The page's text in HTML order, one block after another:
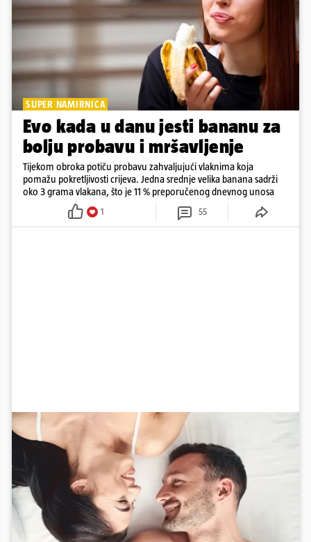
SUPER NAMIRNICA
Evo kada u danu jesti bananu za
bolju probavu i mršavljenje
Tijekom obroka potiču probavu zahvaljujući vlaknima koja
pomažu pokretljivosti crijeva. Jedna srednje velika banana sadrži
oko 3 grama vlakana, što je 11 % preporučenog dnevnog unosa
1 55